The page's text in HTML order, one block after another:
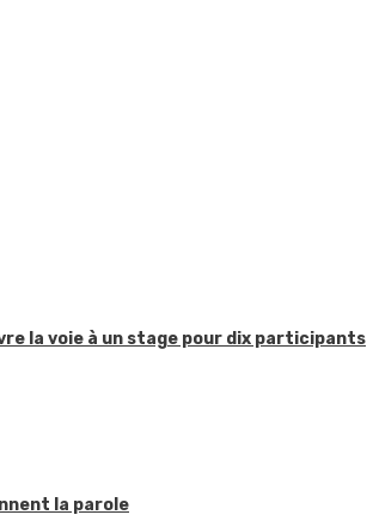
la voie à un stage pour dix participants
la parole